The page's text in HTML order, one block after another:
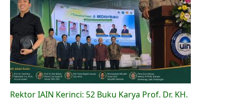
Rektor IAIN Kerinci: 52 Buku Karya Prof. Dr. KH.